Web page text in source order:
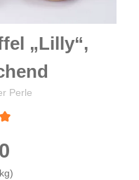
„Lilly“,
Perle